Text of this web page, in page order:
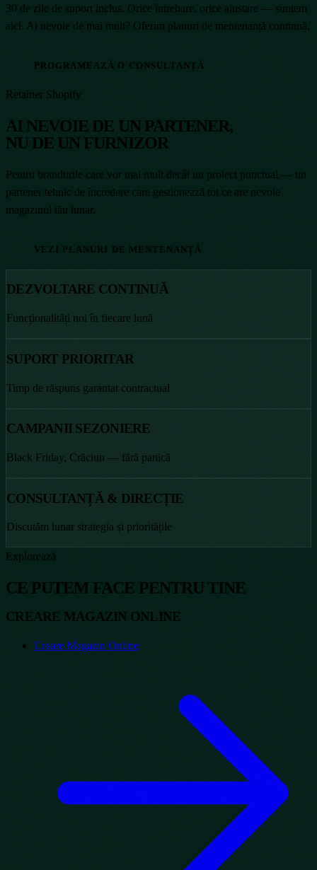
30 de zile de suport inclus. Orice întrebare, orice ajustare — suntem
aici. Ai nevoie de mai mult? Oferim planuri de mentenanță continuă.
PROGRAMEAZĂ O CONSULTANȚĂ
Retainer Shopify
AI NEVOIE DE UN PARTENER,
NU DE UN FURNIZOR
Pentru brandurile care vor mai mult decât un proiect punctual — un
partener tehnic de încredere care gestionează tot ce are nevoie
magazinul tău lunar.
VEZI PLANURI DE MENTENANȚĂ
DEZVOLTARE CONTINUĂ
Funcționalități noi în fiecare lună
SUPORT PRIORITAR
Timp de răspuns garantat contractual
CAMPANII SEZONIERE
Black Friday, Crăciun — fără panică
CONSULTANȚĂ & DIRECȚIE
Discutăm lunar strategia și prioritățile
Explorează
CE PUTEM FACE PENTRU TINE
CREARE MAGAZIN ONLINE
Creare Magazin Online